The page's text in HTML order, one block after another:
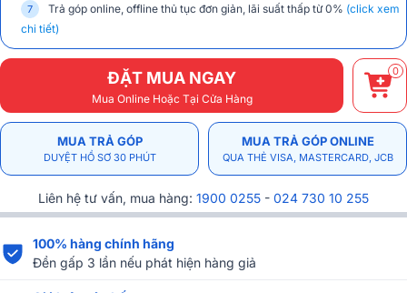
Trả góp online, offline thủ tục đơn giản, lãi suất thấp từ 0% (click xem
chi tiết)
ĐẶT MUA NGAY
Mua Online Hoặc Tại Cửa Hàng
0
MUA TRẢ GÓP
DUYỆT HỒ SƠ 30 PHÚT
MUA TRẢ GÓP ONLINE
QUA THẺ VISA, MASTERCARD, JCB
Liên hệ tư vấn, mua hàng: 1900 0255 - 024 730 10 255
100% hàng chính hãng
Đền gấp 3 lần nếu phát hiện hàng giả